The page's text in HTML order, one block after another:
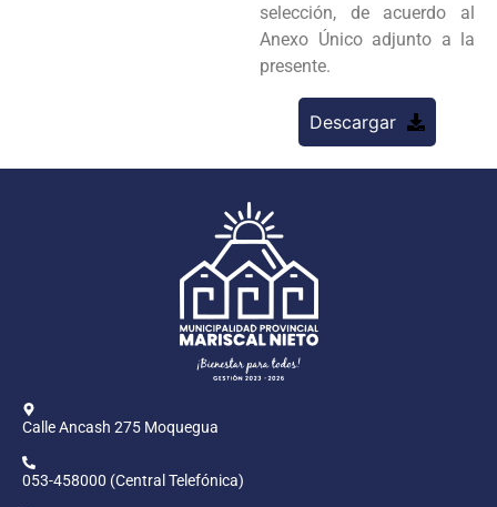
selección, de acuerdo al
Anexo Único adjunto a la
presente.
Descargar
Calle Ancash 275 Moquegua
053-458000 (Central Telefónica)